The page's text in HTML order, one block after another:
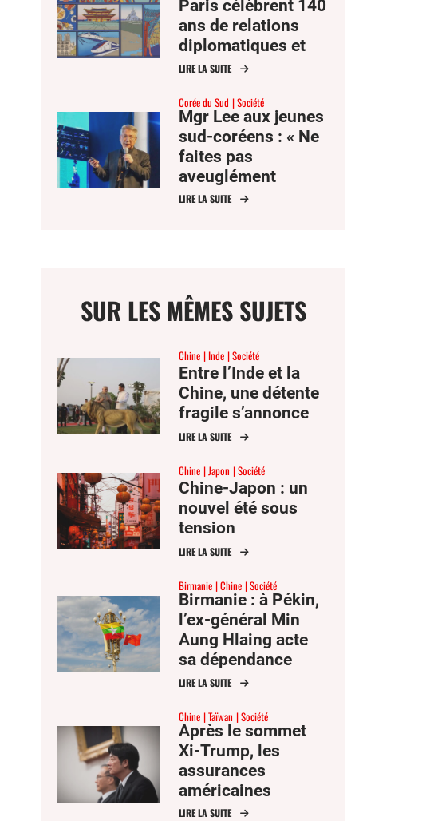
Paris célèbrent 140
ans de relations
diplomatiques et
d’ambitions
LIRE LA SUITE
Corée du Sud Société
Mgr Lee aux jeunes
sud-coréens : « Ne
faites pas
aveuglément
confiance à l’IA,
LIRE LA SUITE
SUR LES MÊMES SUJETS
Chine Inde Société
Entre l’Inde et la
Chine, une détente
fragile s’annonce
LIRE LA SUITE
Chine Japon Société
Chine-Japon : un
nouvel été sous
tension
LIRE LA SUITE
Birmanie Chine Société
Birmanie : à Pékin,
l’ex-général Min
Aung Hlaing acte
sa dépendance
envers la Chine
LIRE LA SUITE
Chine Taïwan Société
Après le sommet
Xi-Trump, les
assurances
américaines
peinent à
LIRE LA SUITE